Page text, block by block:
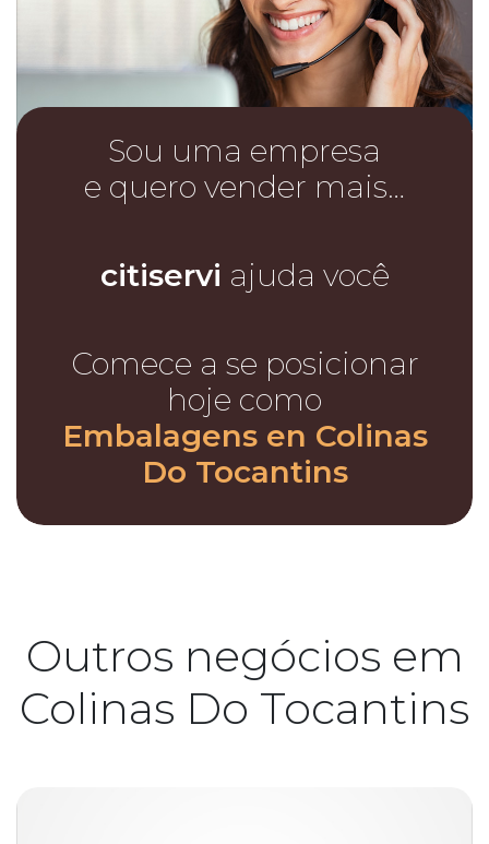
Sou uma empresa
e quero vender mais…
citiservi ajuda você
Comece a se posicionar
hoje como
Embalagens en Colinas
Do Tocantins
Outros negócios em
Colinas Do Tocantins